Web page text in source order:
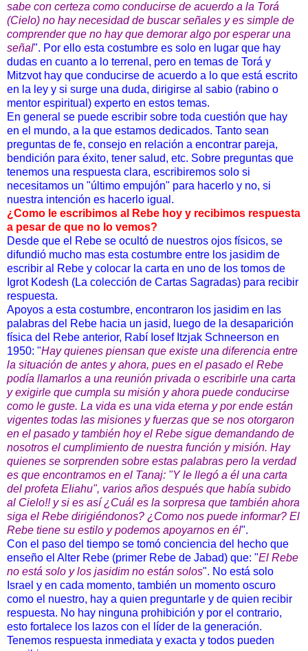
sabe con certeza como conducirse de acuerdo a la Torá
(Cielo) no hay necesidad de buscar señales y es simple de
comprender que no hay que demorar algo por esperar una
señal". Por ello esta costumbre es solo en lugar que hay
dudas en cuanto a lo terrenal, pero en temas de Torá y
Mitzvot hay que conducirse de acuerdo a lo que está escrito
en la ley y si surge una duda, dirigirse al sabio (rabino o
mentor espiritual) experto en estos temas.
En general se puede escribir sobre toda cuestión que hay
en el mundo, a la que estamos dedicados. Tanto sean
preguntas de fe, consejo en relación a encontrar pareja,
bendición para éxito, tener salud, etc. Sobre preguntas que
tenemos una respuesta clara, escribiremos solo si
necesitamos un "último empujón" para hacerlo y no, si
nuestra intención es hacerlo igual.
¿Como le escribimos al Rebe hoy y recibimos respuesta
a pesar de que no lo vemos?
Desde que el Rebe se ocultó de nuestros ojos físicos, se
difundió mucho mas esta costumbre entre los jasidim de
escribir al Rebe y colocar la carta en uno de los tomos de
Igrot Kodesh (La colección de Cartas Sagradas) para recibir
respuesta.
Apoyos a esta costumbre, encontraron los jasidim en las
palabras del Rebe hacia un jasid, luego de la desaparición
física del Rebe anterior, Rabí Iosef Itzjak Schneerson en
1950: "Hay quienes piensan que existe una diferencia entre
la situación de antes y ahora, pues en el pasado el Rebe
podía llamarlos a una reunión privada o escribirle una carta
y exigirle que cumpla su misión y ahora puede conducirse
como le guste. La vida es una vida eterna y por ende están
vigentes todas las misiones y fuerzas que se nos otorgaron
en el pasado y también hoy el Rebe sigue demandando de
nosotros el cumplimiento de nuestra función y misión. Hay
quienes se sorprenden sobre estas palabras pero la verdad
es que encontramos en el Tanaj: "Y le llegó a él una carta
del profeta Eliahu", varios años después que había subido
al Cielo!! y si es así ¿Cuál es la sorpresa que también ahora
siga el Rebe dirigiéndonos? ¿Como nos puede informar? El
Rebe tiene su estilo y podemos apoyarnos en él".
Con el paso del tiempo se tomó conciencia del hecho que
enseño el Alter Rebe (primer Rebe de Jabad) que: "El Rebe
no está solo y los jasidim no están solos". No está solo
Israel y en cada momento, también un momento oscuro
como el nuestro, hay a quien preguntarle y de quien recibir
respuesta. No hay ninguna prohibición y por el contrario,
esto fortalece los lazos con el líder de la generación.
Tenemos respuesta inmediata y exacta y todos pueden